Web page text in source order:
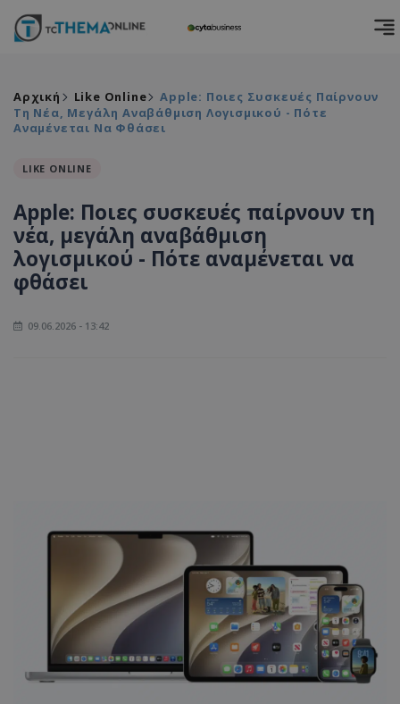
Αρχική Like Online
Apple: Ποιες Συσκευές Παίρνουν
Τη Νέα, Μεγάλη Αναβάθμιση Λογισμικού - Πότε
Αναμένεται Να Φθάσει
LIKE ONLINE
Apple: Ποιες συσκευές παίρνουν τη
νέα, μεγάλη αναβάθμιση
λογισμικού - Πότε αναμένεται να
φθάσει
09.06.2026 - 13:42